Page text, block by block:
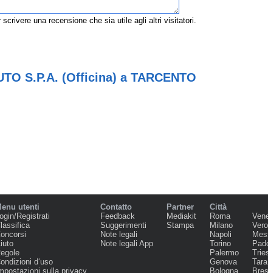
scrivere una recensione che sia utile agli altri visitatori.
S.P.A. (Officina) a TARCENTO
utenti
Registrati
d‘uso
sulla privacy
Contatto
Feedback
Suggerimenti
Note legali
Note legali App
Partner
Mediakit
Stampa
Città
Roma
Milano
Napoli
Torino
Palermo
Genova
Bologna